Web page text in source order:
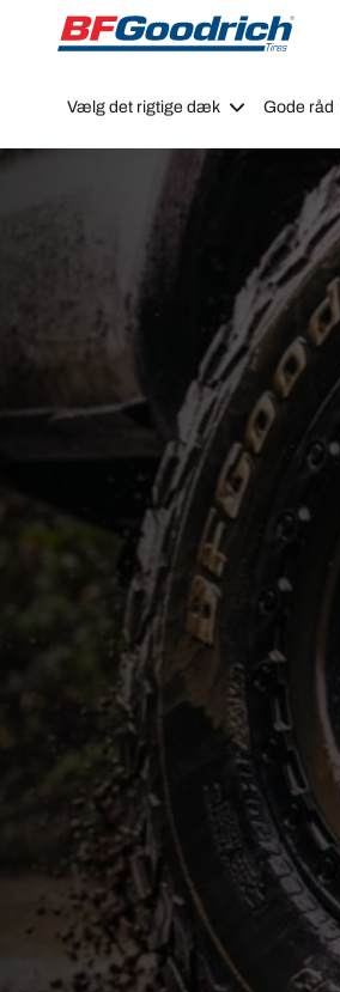
Go to page content
Go to page navigation
Vælg det rigtige dæk Gode råd